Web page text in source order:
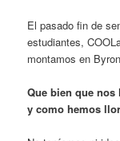
El pasado fin de
estudiantes,
montamos en
Que bien que
y como hemos